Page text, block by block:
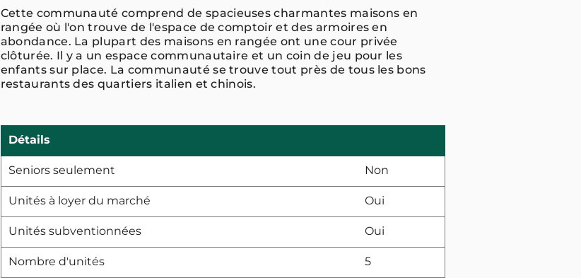
Cette communauté comprend de spacieuses charmantes maisons en
rangée où l'on trouve de l'espace de comptoir et des armoires en
abondance. La plupart des maisons en rangée ont une cour privée
clôturée. Il y a un espace communautaire et un coin de jeu pour les
enfants sur place. La communauté se trouve tout près de tous les bons
restaurants des quartiers italien et chinois.
Détails
Seniors seulement Non
Unités à loyer du marché Oui
Unités subventionnées Oui
Nombre d'unités 5